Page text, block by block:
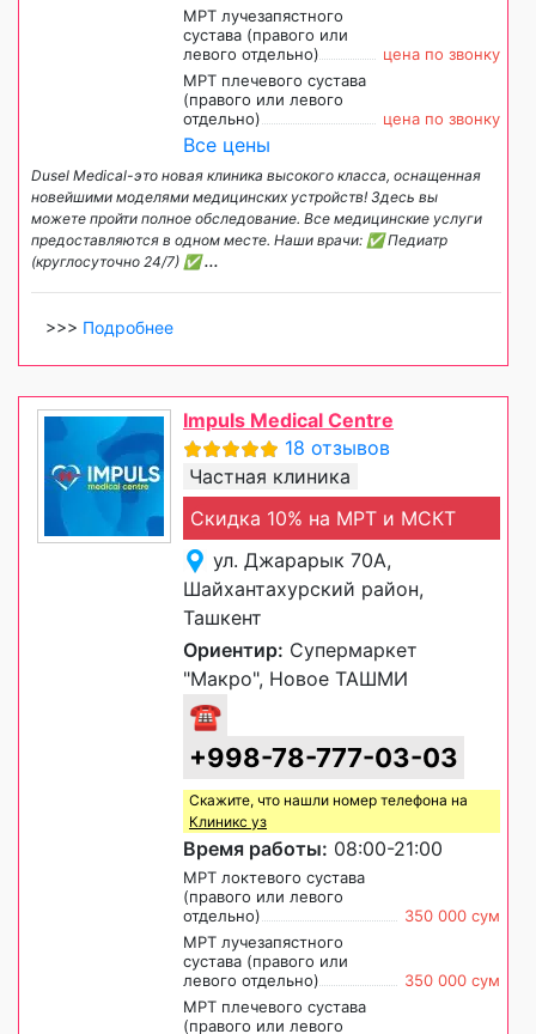
МРТ лучезапястного
сустава (правого или
левого отдельно)
цена по звонку
МРТ плечевого сустава
(правого или левого
отдельно)
цена по звонку
Все цены
Dusel Medical-это новая клиника высокого класса, оснащенная
новейшими моделями медицинских устройств! Здесь вы
можете пройти полное обследование. Все медицинские услуги
предоставляются в одном месте. Наши врачи: ✅ Педиатр
(круглосуточно 24/7) ✅...
>>> Подробнее
Impuls Medical Centre
18 отзывов
Частная клиника
Скидка 10% на МРТ и МСКТ
ул. Джарарык 70А,
Шайхантахурский район,
Ташкент
Ориентир: Супермаркет
"Макро", Новое ТАШМИ
☎
+998-78-777-03-03
Скажите, что нашли номер телефона на
Клиникс уз
Время работы: 08:00-21:00
МРТ локтевого сустава
(правого или левого
отдельно)
350 000 сум
МРТ лучезапястного
сустава (правого или
левого отдельно)
350 000 сум
МРТ плечевого сустава
(правого или левого